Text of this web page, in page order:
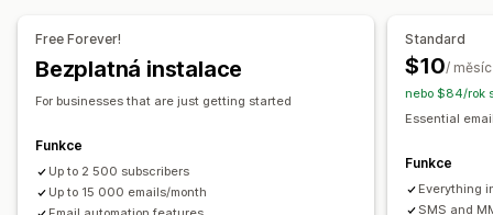
Drip kampaně
Import a export
Shromažďování souhlasu
Seznam pro shromažďování souhlasu s doručováním e-
Automatizace pracovního postupu
Obnovení košíku
Potvrzení objednávek
Uvítací zprávy
Kampaně pro získání zákazníků zpět
Free Forever!
Bezplatná instalace
For businesses that are just getting started
Funkce
Up to 2 500 subscribers
Up to 15 000 emails/month
Standard
$10/ měsíc
nebo $84/rok
Essential
Funkce
Everything
SMS and